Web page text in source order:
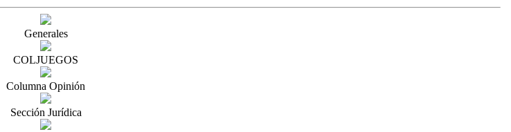
Generales
COLJUEGOS
Columna Opinión
Sección Jurídica